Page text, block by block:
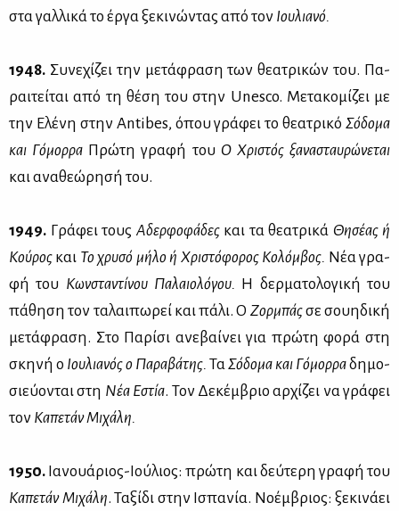
στα γαλ­λι­κά το έρ­γα ξε­κι­νώ­ντας από τον Ιου­λια­νό.
1948. Συ­νε­χί­ζει την με­τά­φρα­ση των θε­α­τρι­κών του. Πα­
ραι­τεί­ται από τη θέ­ση του στην Unesco. Με­τα­κο­μί­ζει με
την Ελέ­νη στην Antibes, όπου γρά­φει το θε­α­τρι­κό Σό­δο­μα
και Γό­μορ­ρα Πρώ­τη γρα­φή του Ο Χρι­στός ξα­να­σταυ­ρώ­νε­ται
και ανα­θε­ώ­ρη­σή του.
1949. Γρά­φει τους Αδερ­φο­φά­δες και τα θε­α­τρι­κά Θη­σέ­ας ή
Κού­ρος και Το χρυ­σό μή­λο ή Χρι­στό­φο­ρος Κο­λόμ­βος. Νέα γρα­
φή του Κων­στα­ντί­νου Πα­λαιο­λό­γου. Η δερ­μα­το­λο­γι­κή του
πά­θη­ση τον τα­λαι­πω­ρεί και πά­λι. Ο Ζορ­μπάςσε σου­η­δι­κή
με­τά­φρα­ση. Στο Πα­ρί­σι ανε­βαί­νει για πρώ­τη φο­ρά στη
σκη­νή ο Ιου­λια­νός ο Πα­ρα­βά­της. ΤαΣό­δο­μα και Γό­μορ­ραδη­μο­
σιεύ­ο­νται στη Νέα Εστία. Τον Δε­κέμ­βριο αρ­χί­ζει να γρά­φει
τον Κα­πε­τάν Μι­χά­λη.
1950. Ια­νουά­ριος-Ιού­λιος: πρώ­τη και δεύ­τε­ρη γρα­φή του
Κα­πε­τάν Μι­χά­λη. Τα­ξί­δι στην Ισπα­νία. Νο­έμ­βριος: ξε­κι­νά­ει